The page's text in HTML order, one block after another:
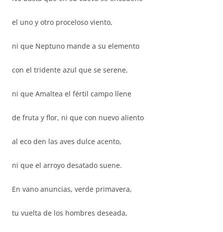
el uno y otro proceloso viento,
ni que Neptuno mande a su elemento
con el tridente azul que se serene,
ni que Amaltea el fértil campo llene
de fruta y flor, ni que con nuevo aliento
al eco den las aves dulce acento,
ni que el arroyo desatado suene.
En vano anuncias, verde primavera,
tu vuelta de los hombres deseada,